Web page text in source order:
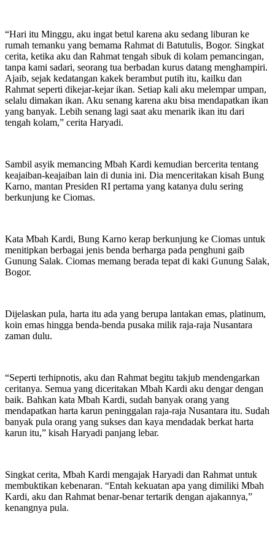
“Hari itu Minggu, aku ingat betul karena aku sedang liburan ke
rumah temanku yang bemama Rahmat di Batutulis, Bogor. Singkat
cerita, ketika aku dan Rahmat tengah sibuk di kolam pemancingan,
tanpa kami sadari, seorang tua berbadan kurus datang menghampiri.
Ajaib, sejak kedatangan kakek berambut putih itu, kailku dan
Rahmat seperti dikejar-kejar ikan. Setiap kali aku melempar umpan,
selalu dimakan ikan. Aku senang karena aku bisa mendapatkan ikan
yang banyak. Lebih senang lagi saat aku menarik ikan itu dari
tengah kolam,” cerita Haryadi.
Sambil asyik memancing Mbah Kardi kemudian bercerita tentang
keajaiban-keajaiban lain di dunia ini. Dia menceritakan kisah Bung
Karno, mantan Presiden RI pertama yang katanya dulu sering
berkunjung ke Ciomas.
Kata Mbah Kardi, Bung Karno kerap berkunjung ke Ciomas untuk
menitipkan berbagai jenis benda berharga pada penghuni gaib
Gunung Salak. Ciomas memang berada tepat di kaki Gunung Salak,
Bogor.
Dijelaskan pula, harta itu ada yang berupa lantakan emas, platinum,
koin emas hingga benda-benda pusaka milik raja-raja Nusantara
zaman dulu.
“Seperti terhipnotis, aku dan Rahmat begitu takjub mendengarkan
ceritanya. Semua yang diceritakan Mbah Kardi aku dengar dengan
baik. Bahkan kata Mbah Kardi, sudah banyak orang yang
mendapatkan harta karun peninggalan raja-raja Nusantara itu. Sudah
banyak pula orang yang sukses dan kaya mendadak berkat harta
karun itu,” kisah Haryadi panjang lebar.
Singkat cerita, Mbah Kardi mengajak Haryadi dan Rahmat untuk
membuktikan kebenaran. “Entah kekuatan apa yang dimiliki Mbah
Kardi, aku dan Rahmat benar-benar tertarik dengan ajakannya,”
kenangnya pula.